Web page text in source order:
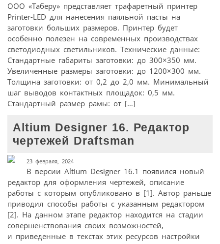
ООО «Таберу» представляет трафаретный принтер
Printer-LED для нанесения паяльной пасты на
заготовки больших размеров. Принтер будет
особенно полезен на современных производствах
светодиодных светильников. Технические данные:
Стандартные габариты заготовки: до 300×350 мм.
Увеличенные размеры заготовки: до 1200×300 мм.
Толщина заготовки: от 0,2 до 2,0 мм. Минимальный
шаг выводов контактных площадок: 0,5 мм.
Стандартный размер рамы: от […]
Altium Designer 16. Редактор
чертежей Draftsman
23 февраля, 2024
В версии Altium Designer 16.1 появился новый
редактор для оформления чертежей, описание
работы с которым опубликовано в [1]. Автор раньше
приводил способы работы с указанным редактором
[2]. На данном этапе редактор находится на стадии
совершенствования своих возможностей,
и приведенные в текстах этих ресурсов настройки